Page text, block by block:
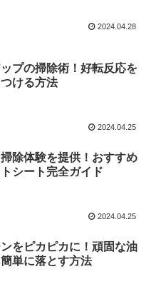
2024.04.28
プの掃除術！好転反応を
ける方法
2024.04.25
除体験を提供！おすすめ
シート完全ガイド
2024.04.25
をピカピカに！頑固な油
単に落とす方法